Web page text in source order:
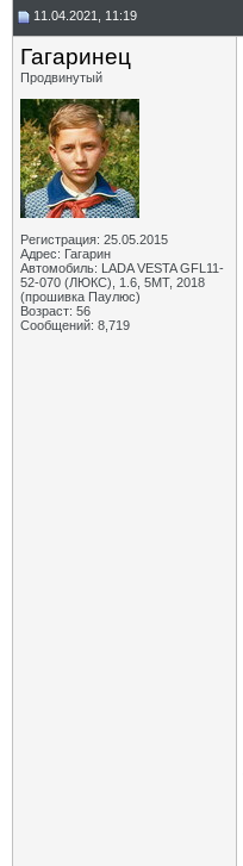
11.04.2021, 11:19
Гагаринец
Продвинутый
Регистрация: 25.05.2015
Адрес: Гагарин
Автомобиль: LADA VESTA GFL11-
52-070 (ЛЮКС), 1.6, 5МТ, 2018
(прошивка Паулюс)
Возраст: 56
Сообщений: 8,719